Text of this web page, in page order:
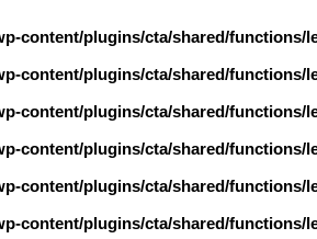
content/plugins/cta/shared/functions/
content/plugins/cta/shared/functions/
content/plugins/cta/shared/functions/
content/plugins/cta/shared/functions/
content/plugins/cta/shared/functions/
content/plugins/cta/shared/functions/